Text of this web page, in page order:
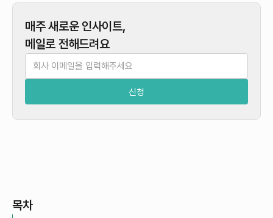
매주 새로운 인사이트,
메일로 전해드려요
목차